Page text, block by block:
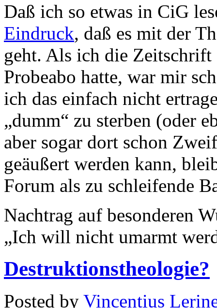
Daß ich so etwas in CiG
Eindruck, daß es mit der
geht. Als ich die
Probeabo hatte, war mir
ich das einfach nicht
„dumm“ zu sterben (oder
aber sogar dort schon
geäußert werden kann,
Forum als zu schleifende
Nachtrag auf besonderen
„Ich will nicht umarmt
Destruktionstheologie?
Posted by Vincentius